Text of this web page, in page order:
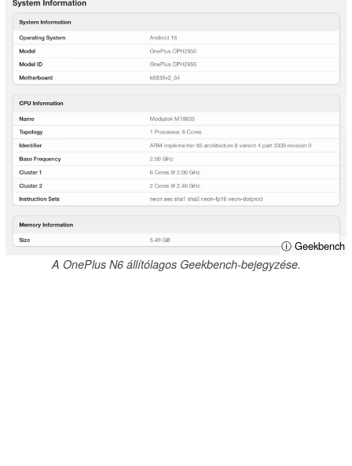
ⓘ Geekbench
A OnePlus N6 állítólagos Geekbench-bejegyzése.